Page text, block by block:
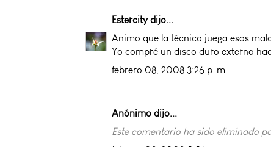
Estercitydijo...
Animo que la técnica juega esas
Yo compré un disco duro externo
febrero 08, 2008 3:26 p. m.
Anónimo dijo...
Este comentario ha sido eliminado